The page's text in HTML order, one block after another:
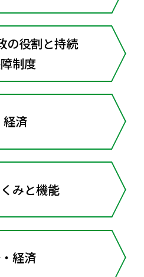
役割と持続
制度
経済
みと機能
経済